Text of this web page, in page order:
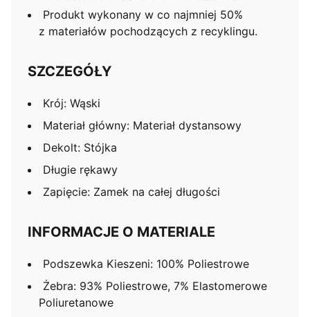
Produkt wykonany w co najmniej 50%
z materiałów pochodzących z recyklingu.
SZCZEGÓŁY
Krój: Wąski
Materiał główny: Materiał dystansowy
Dekolt: Stójka
Długie rękawy
Zapięcie: Zamek na całej długości
INFORMACJE O MATERIALE
Podszewka Kieszeni: 100% Poliestrowe
Żebra: 93% Poliestrowe, 7% Elastomerowe
Poliuretanowe